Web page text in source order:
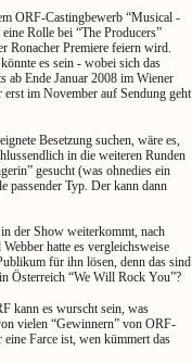
ORF-Castingbewerb “Musical -
Rolle bei “The Producers”
Ronacher Premiere feiern wird.
es sein - wobei sich das
ab Ende Januar 2008 im Wiener
im November auf Sendung geht
Besetzung suchen, wäre es,
in die weiteren Runden
gesucht (was ohnedies ein
passender Typ. Der kann dann
der Show weiterkommt, nach
hatte es vergleichsweise
für ihn lösen, denn das sind
Österreich “We Will Rock You”?
kann es wurscht sein, was
vielen “Gewinnern” von ORF-
Farce ist, wen kümmert das